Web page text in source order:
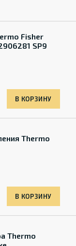
Fisher
SP9
В КОРЗИНУ
Thermo
В КОРЗИНУ
Thermo